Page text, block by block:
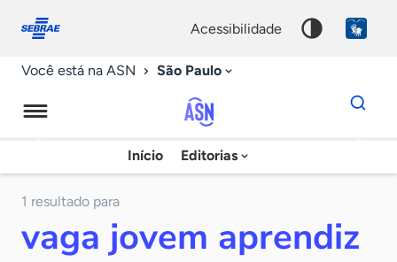
conosco
acessibilidade
Você está na ASN São Paulo
Agência
Sebrae
Notícias
Início Editorias
Dados
para
chave
1 resultado para
vaga jovem aprendiz